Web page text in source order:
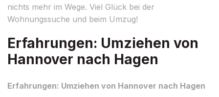
nichts mehr im Wege. Viel Glück bei der
Wohnungssuche und beim Umzug!
Erfahrungen: Umziehen von
Hannover nach Hagen
Erfahrungen: Umziehen von Hannover nach Hagen